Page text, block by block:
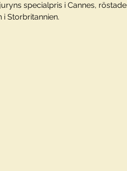
specialpris i Cannes,
Storbritannien.